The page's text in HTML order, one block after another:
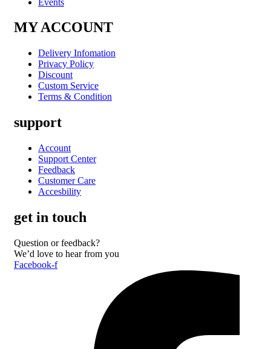
MY ACCOUNT
Delivery Infomation
Privacy Policy
Discount
Custom Service
Terms & Condition
support
Account
Support Center
Feedback
Customer Care
Accesbility
get in touch
Question or feedback?
We’d love to hear from you
Facebook-f